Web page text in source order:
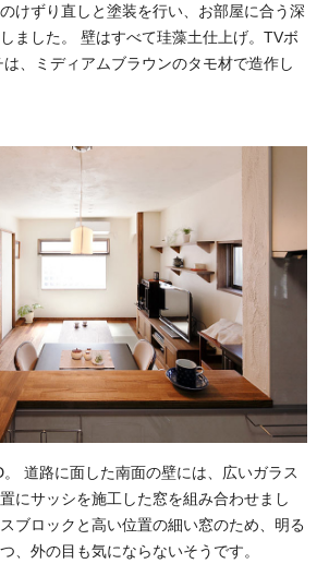
けずり直しと塗装を行い、お部屋に合う深
ました。 壁はすべて珪藻土仕上げ。TVボ
、ミディアムブラウンのタモ材で造作し
道路に面した南面の壁には、広いガラス
にサッシを施工した窓を組み合わせまし
ブロックと高い位置の細い窓のため、明る
、外の目も気にならないそうです。